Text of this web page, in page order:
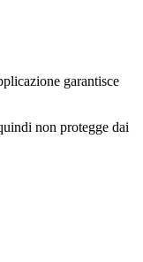
garantisce
non protegge dai